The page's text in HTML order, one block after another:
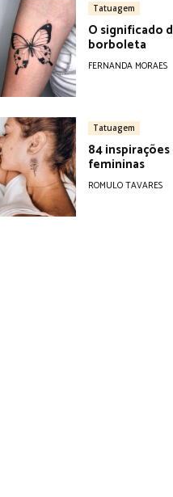
Tatuagem
O significado
borboleta
FERNANDA MORAES
Tatuagem
84
femininas
ROMULO TAVARES